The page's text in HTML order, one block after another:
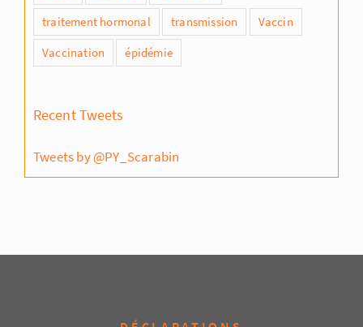
traitement hormonal
transmission
Vaccin
Vaccination
épidémie
Recent Tweets
Tweets by @PY_Scarabin